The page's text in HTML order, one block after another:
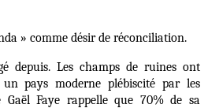
» comme désir de réconciliation.
depuis. Les champs de ruines ont
pays moderne plébiscité par les
Faye rappelle que 70% de sa